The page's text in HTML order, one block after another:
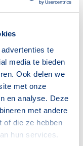
te
media te bieden
Ook delen we
met onze
en analyse. Deze
met andere
of die ze hebben
hun services.
1904
Hoogte